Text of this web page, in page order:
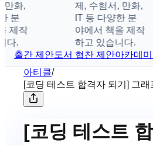
화,
분
제작
.
제, 수험서, 만화,
IT 등 다양한 분
야에서 책을 제작
하고 있습니다.
출간 제안도서 협찬 제안아카데
아티클/
[코딩 테스트 합격자 되기] 그
❷ &#8211; 벨만-포드 알고리즘
[코딩 테스트